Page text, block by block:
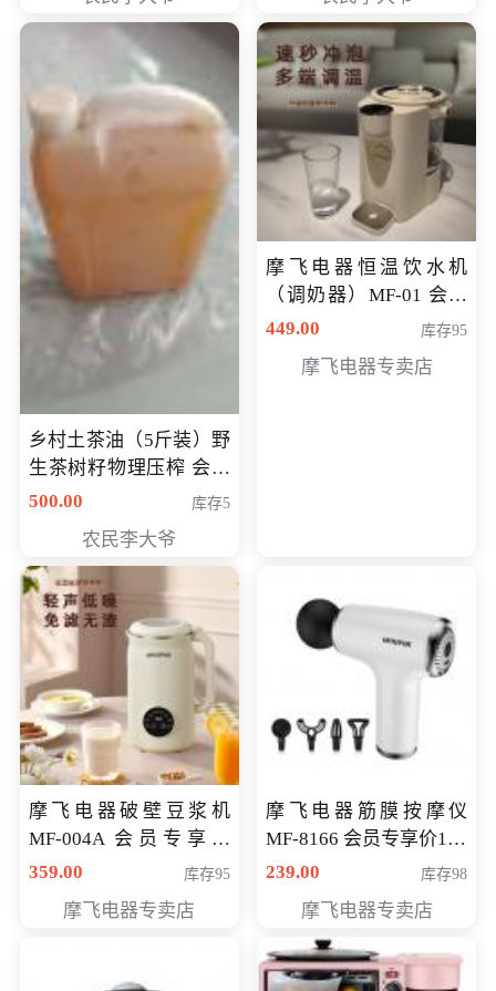
乡村土茶油（5斤装）野
生茶树籽物理压榨 会员
专享价400元
500.00 库存5
农民李大爷
摩飞电器恒温饮水机
（调奶器）MF-01 会员
专享价366元
449.00 库存95
摩飞电器专卖店
摩飞电器破壁豆浆机
MF-004A 会员专享价
168元
359.00 库存95
摩飞电器专卖店
摩飞电器筋膜按摩仪
MF-8166 会员专享价168
元
239.00 库存98
摩飞电器专卖店